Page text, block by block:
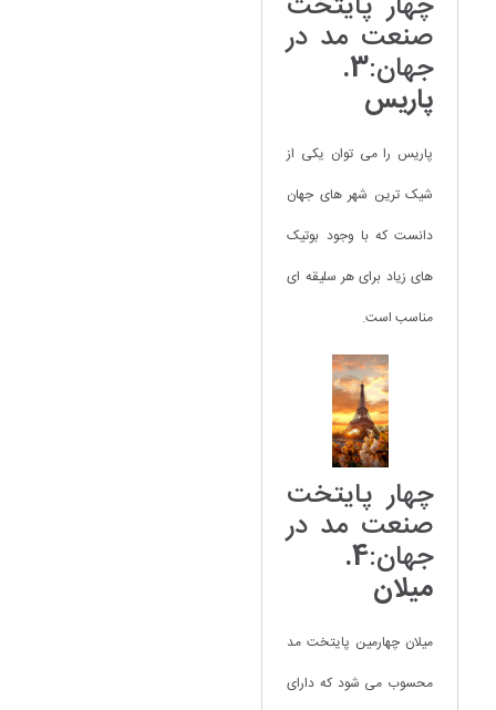
صنعت مد در
جهان: 3.
پاریس
پاریس را می توان یکی از
شیک ترین شهر های جهان
دانست که با وجود بوتیک
های زیاد برای هر سلیقه ای
مناسب است.
چهار پایتخت
صنعت مد در
جهان: 4.
میلان
میلان چهارمین پایتخت مد
محسوب می شود که دارای